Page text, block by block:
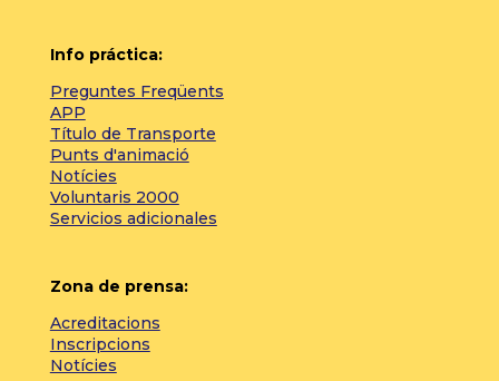
Info práctica:
Preguntes Freqüents
APP
Título de Transporte
Punts d'animació
Notícies
Voluntaris 2000
Servicios adicionales
Zona de prensa:
Acreditacions
Inscripcions
Notícies